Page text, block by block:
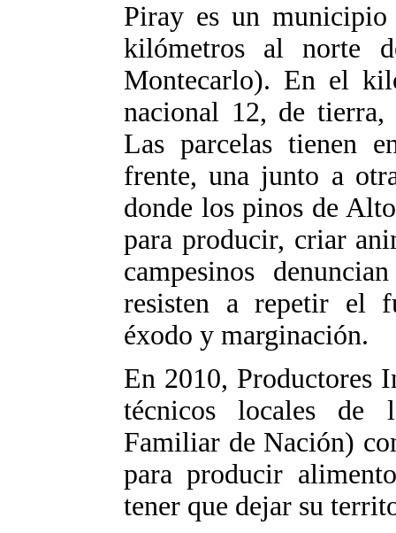
Piray es un
kilómetros al norte
Montecarlo). En el
nacional 12, de tierra,
Las parcelas tienen
frente, una junto a
donde los pinos de
para producir, criar
campesinos
resisten a repetir el
éxodo y marginación.
En 2010, Productores
técnicos locales de
Familiar de Nación)
para producir
tener que dejar su